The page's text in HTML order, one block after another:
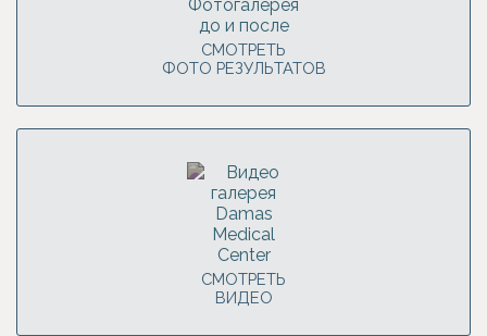
СМОТРЕТЬ
ФОТО РЕЗУЛЬТАТОВ
СМОТРЕТЬ
ВИДЕО